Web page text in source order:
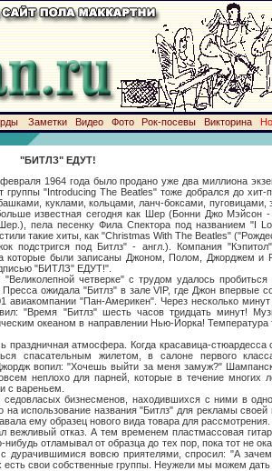
Заметки Видео Фото Рок-посевы Викторина
"БИТЛЗ" ЕДУТ!
1964 года было продано уже два миллиона
"Introducing The Beatles" тоже добрался до хит-
куклами, кольцами, ланч-боксами, пуговицами,
известная сегодня как Шер (Бонни Джо Мэйсон -
пела песенку Фила Спектора под названием "I
такие хиты, как "Christmas With The Beatles"
подстригся под Битлз" - англ.). Компания
которые были записаны Джоном, Полом, Джорджем и
"БИТЛЗ" ЕДУТ!".
четверке" с трудом удалось пробиться
ожидала "Битлз" в зале VIP, где Джон впервые
авиакомпании "Пан-Америкен". Через несколько минут
"Время "Битлз" шесть часов тридцать минут!
океаном в направлении Нью-Йорка! Температура
атмосфера. Когда красавица-стюардесса
спасательным жилетом, в салоне первого
вопил: "Хочешь выйти за меня замуж?"
неплохо для парней, которые в течение многих
с вареньем.
бизнесменов, находившихся с ними в
использование названия "Битлз" для рекламы своей
ему образец нового вида товара для
вежливый отказ. А тем временем пластмассовая
отламывал от образца до тех пор, пока тот не
дурачившимися вовсю приятелями, спросил: "А
есть свои собственные группы. Неужели мы можем дать